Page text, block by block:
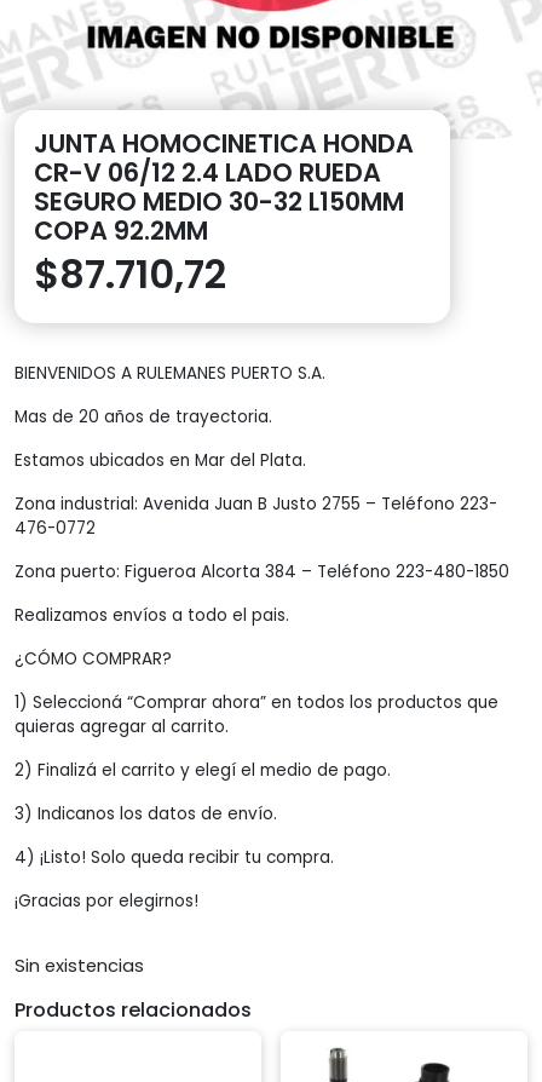
JUNTA HOMOCINETICA HONDA
CR-V 06/12 2.4 LADO RUEDA
SEGURO MEDIO 30-32 L150MM
COPA 92.2MM
$87.710,72
BIENVENIDOS A RULEMANES PUERTO S.A.
Mas de 20 años de trayectoria.
Estamos ubicados en Mar del Plata.
Zona industrial: Avenida Juan B Justo 2755 – Teléfono 223-
476-0772
Zona puerto: Figueroa Alcorta 384 – Teléfono 223-480-1850
Realizamos envíos a todo el pais.
¿CÓMO COMPRAR?
1) Seleccioná “Comprar ahora” en todos los productos que
quieras agregar al carrito.
2) Finalizá el carrito y elegí el medio de pago.
3) Indicanos los datos de envío.
4) ¡Listo! Solo queda recibir tu compra.
¡Gracias por elegirnos!
Sin existencias
Productos relacionados